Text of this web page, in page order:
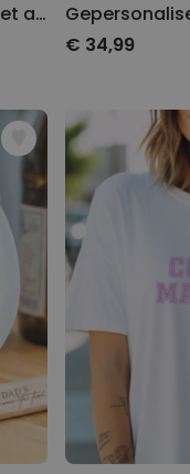
Gepersonaliseerd t-shirt met aperol illustratie en tekst
€ 34,99